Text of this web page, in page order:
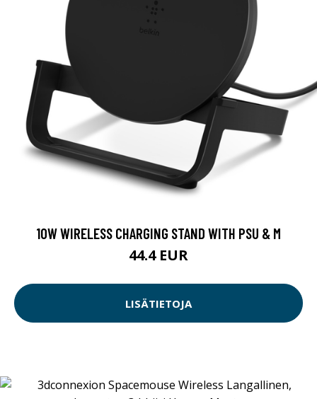
10W WIRELESS CHARGING STAND WITH PSU & M
44.4 EUR
LISÄTIETOJA